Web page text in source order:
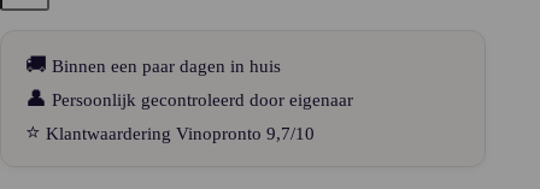
Chardonnay
hart
aantal
🚚 Binnen een paar dagen in huis
👤 Persoonlijk gecontroleerd door eigenaar
⭐ Klantwaardering Vinopronto 9,7/10